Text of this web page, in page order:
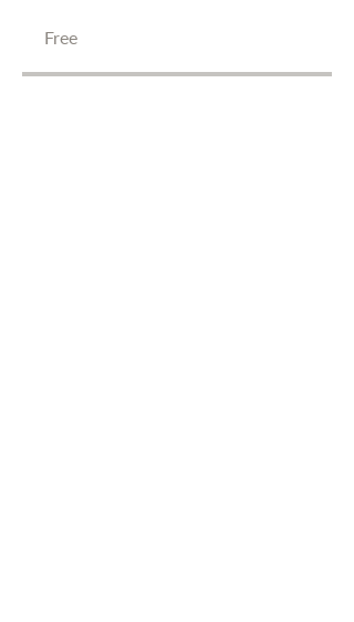
Free